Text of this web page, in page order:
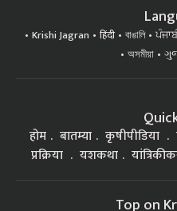
Krishi Jagran हिंदी বাঙালি
অসমীয়া
होम बातम्या कृषीपीडिया
प्रक्रिया
यशकथा
Top on